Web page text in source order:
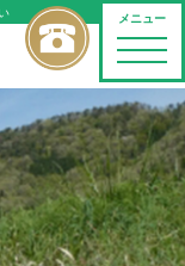
メニュー
toggle